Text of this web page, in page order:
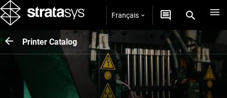
Français
Printer Catalog